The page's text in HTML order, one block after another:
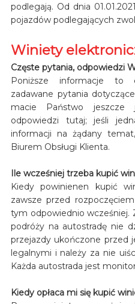
podlegają. Od dnia
pojazdów podlegających
Winiety
Częste pytania, odpowiedzi
Poniższe informacje to
zadawane pytania
macie Państwo jeszcze
odpowiedzi tutaj; jeśli
informacji na żądany
Biurem Obsługi Klienta.
Ile wcześniej trzeba kupić
Kiedy powinienen kupić
zawsze przed
tym odpowiednio wcześniej.
podróży na autostradę nie
przejazdy ukończone przed
legalnymi i należy za nie
Każda autostrada jest
Kiedy opłaca mi się kupić